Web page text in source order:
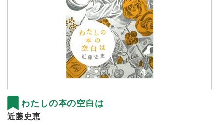
わたしの本の空白は
近藤史恵